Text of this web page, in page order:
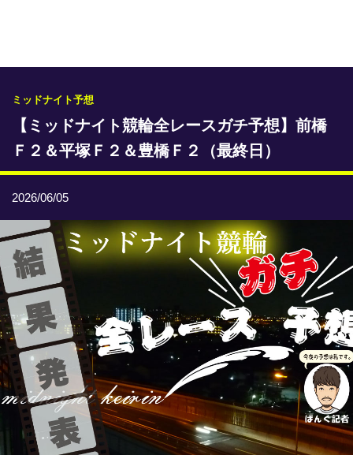
レース情報
本日のおすすめレース
年間開催予定表
トリマクリオリジナル予想
トリマクリコラム
お知らせ
番記者とくダネ！
選手ランキング
競輪場ガイド
記者紹介
ミッドナイト予想
【ミッドナイト競輪全レースガチ予想】前橋
Ｆ２＆平塚Ｆ２＆豊橋Ｆ２（最終日）
2026/06/05